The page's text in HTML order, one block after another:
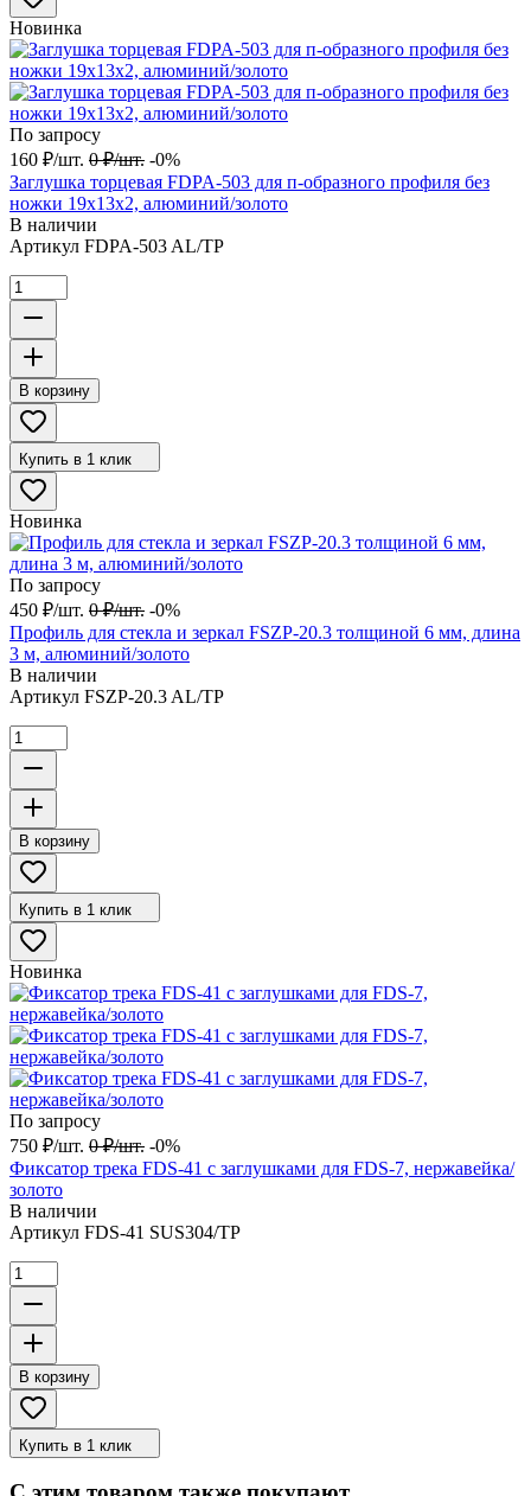
Новинка
По запросу
160 ₽/шт. 0 ₽/шт. -0%
Заглушка торцевая FDPA-503 для п-образного профиля без
ножки 19х13х2, алюминий/золото
В наличии
Артикул FDPA-503 AL/TP
В корзину
Купить в 1 клик
Новинка
По запросу
450 ₽/шт. 0 ₽/шт. -0%
Профиль для стекла и зеркал FSZP-20.3 толщиной 6 мм, длина
3 м, алюминий/золото
В наличии
Артикул FSZP-20.3 AL/TP
В корзину
Купить в 1 клик
Новинка
По запросу
750 ₽/шт. 0 ₽/шт. -0%
Фиксатор трека FDS-41 с заглушками для FDS-7, нержавейка/
золото
В наличии
Артикул FDS-41 SUS304/TP
В корзину
Купить в 1 клик